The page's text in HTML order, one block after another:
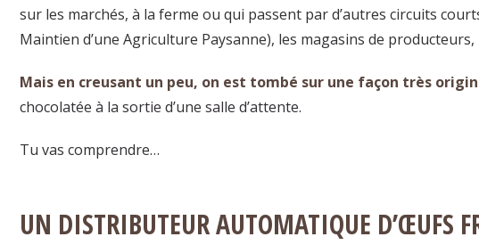
sur les marchés, à la ferme ou qui passent par d’autres circuits
Maintien d’une Agriculture Paysanne), les magasins de
Mais en creusant un peu, on est tombé sur une façon très
chocolatée à la sortie d’une salle d’attente.
Tu vas comprendre…
UN DISTRIBUTEUR AUTOMATIQUE D’ŒUFS